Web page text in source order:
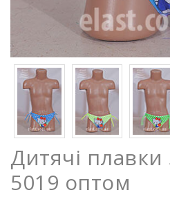
Дитячі плавки
5019 оптом